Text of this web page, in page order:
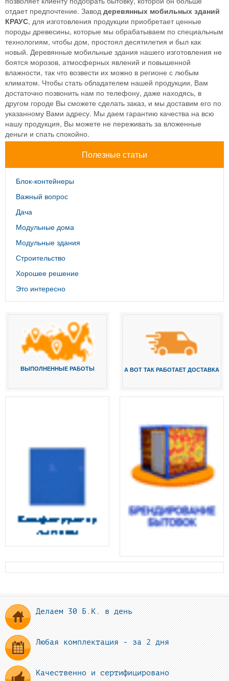
отдает предпочтение. Завод деревянных мобильных зданий
КРАУС, для изготовления продукции приобретает ценные
породы древесины, которые мы обрабатываем по специальным
технологиям, чтобы дом, простоял десятилетия и был как
новый. Деревянные мобильные здания нашего изготовления не
боятся морозов, атмосферных явлений и повышенной
влажности, так что возвести их можно в регионе с любым
климатом. Чтобы стать обладателем нашей продукции, Вам
достаточно позвонить нам по телефону, даже находясь, в
другом городе Вы сможете сделать заказ, и мы доставим его по
указанному Вами адресу. Мы даем гарантию качества на всю
нашу продукция, Вы можете не переживать за вложенные
деньги и спать спокойно.
Полезные статьи
Блок-контейнеры
Важный вопрос
Дача
Модульные дома
Модульные здания
Строительство
Хорошее решение
Это интересно
ВЫПОЛНЕННЫЕ РАБОТЫ А ВОТ ТАК РАБОТАЕТ ДОСТАВКА
Делаем 30 Б.К. в день
Любая комплектация - за 2 дня
Качественно и сертифицировано